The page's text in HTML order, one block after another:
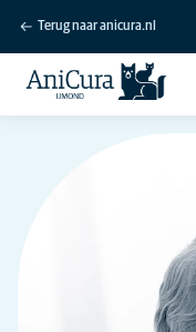
Terug naar anicura.nl